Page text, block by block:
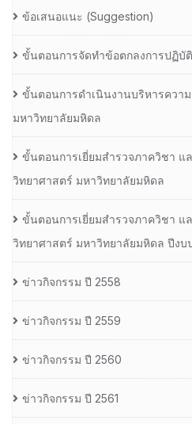
ข้อเสนอแนะ (Suggestion)
ขั้นตอนการจัดทำข้อตกลงการปฏิบั
ขั้นตอนการดำเนินงานบริหารควา
มหาวิทยาลัยมหิดล
ขั้นตอนการเยี่ยมสำรวจภาควิชา แ
วิทยาศาสตร์ มหาวิทยาลัยมหิดล
ขั้นตอนการเยี่ยมสำรวจภาควิชา แ
วิทยาศาสตร์ มหาวิทยาลัยมหิดล ปีงบ
ข่าวกิจกรรม ปี 2558
ข่าวกิจกรรม ปี 2559
ข่าวกิจกรรม ปี 2560
ข่าวกิจกรรม ปี 2561